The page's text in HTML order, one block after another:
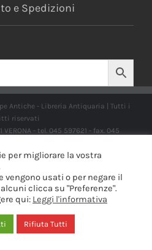
e Spedizioni
Antiche - Libreria Antiquaria | Tutti i
riservati
VERONA - tel. 045 597621 - fax. 045
Instagram
per migliorare la vostra
vengono usati o per negare il
clicca su "Preferenze".
qui: Leggi l'informativa
Rifiuta Tutti